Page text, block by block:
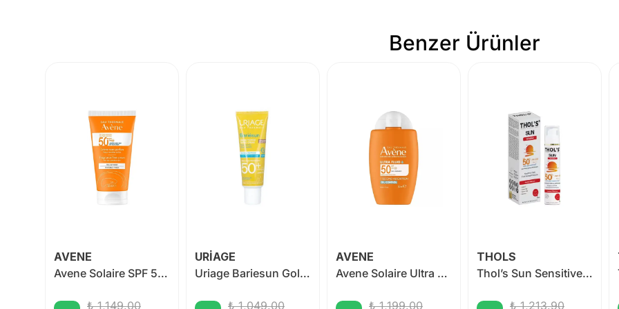
Benzer Ürünler
AVENE
Avene Solaire SPF 50+ Kuru Ciltler İçin Güneş Kremi 50 ml
₺ 1,149.00
URİAGE
Uriage Bariesun Golden Tinted SPF50 Cream 50 ml
₺ 1,049.00
AVENE
Avene Solaire Ultra Fluide Oil Control SPF50 50 ml
₺ 1,199.00
THOLS
Thol’s Sun Sensitive SPF 50+ Kızarıklık Karşıtı Yatıştırıcı Fluid Güneş Koruyucu 50 ml
₺ 1,213.90